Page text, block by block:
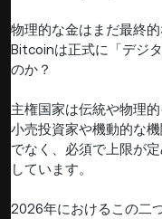
物理的な金はまだ最終
Bitcoinは正式に「デジ
のか？
主権国家は伝統や物理
小売投資家や機動的な
でなく、必須で上限が
しています。
2026年におけるこの二